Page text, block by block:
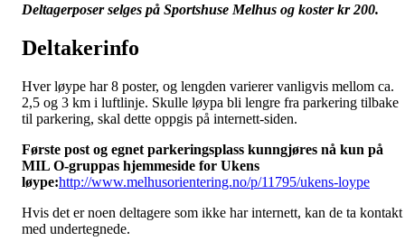
Deltagerposer selges på Sportshuse Melhus og koster kr 200.
Deltakerinfo
Hver løype har 8 poster, og lengden varierer vanligvis mellom ca.
2,5 og 3 km i luftlinje. Skulle løypa bli lengre fra parkering tilbake
til parkering, skal dette oppgis på internett-siden.
Første post og egnet parkeringsplass kunngjøres nå kun på
MIL O-gruppas hjemmeside for Ukens
løype:http://www.melhusorientering.no/p/11795/ukens-loype
Hvis det er noen deltagere som ikke har internett, kan de ta kontakt
med undertegnede.